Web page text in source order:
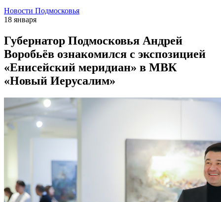
Новости Подмосковья
18 января
Губернатор Подмосковья Андрей
Воробьёв ознакомился с экспозицией
«Енисейский меридиан» в МВК
«Новый Иерусалим»